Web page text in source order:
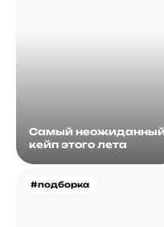
Самый неожиданный
кейп этого лета
#подборка